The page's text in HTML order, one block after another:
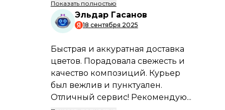
Профессиональные флористы
Наши мастера создадут уникальную
композицию, учитывая ваш вкус и